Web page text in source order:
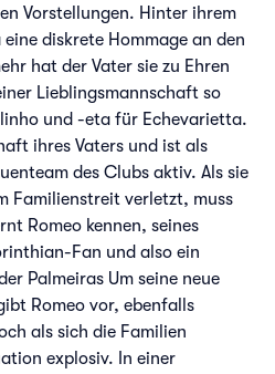
Vorstellungen. Hinter ihrem
diskrete Hommage an den
hat der Vater sie zu Ehren
Lieblingsmannschaft so
und -eta für Echevarietta.
ihres Vaters und ist als
des Clubs aktiv. Als sie
Familienstreit verletzt, muss
Romeo kennen, seines
Fan und also ein
Palmeiras Um seine neue
Romeo vor, ebenfalls
als sich die Familien
explosiv. In einer